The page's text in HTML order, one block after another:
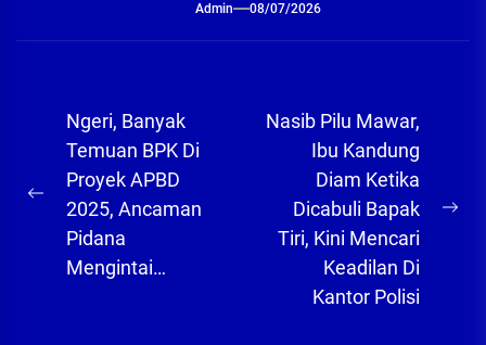
Admin 08/07/2026
Navigasi
pos
Previous
post:
Ngeri, Banyak
Temuan BPK Di
Proyek APBD
2025, Ancaman
Pidana
Mengintai…
Nasib Pilu Mawar,
Ibu Kandung
Diam Ketika
Dicabuli Bapak
Tiri, Kini Mencari
Keadilan Di
Kantor Polisi